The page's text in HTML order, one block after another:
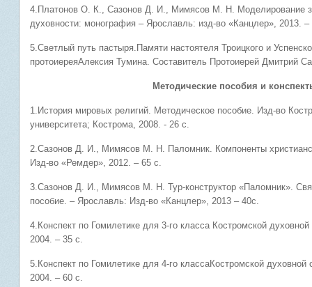
4.Платонов О. К., Сазонов Д. И., Мимясов М. Н. Моделирование
духовности: монография – Ярославль: изд-во «Канцлер», 2013. –
5.Светлый путь пастыря.Памяти настоятеля Троицкого и
протоиереяАлексия Тумина. Составитель Протоиерей Дмитрий
Методические пособия и
1.История мировых религий. Методическое пособие. Изд-во
университета; Кострома, 2008. - 26 с.
2.Сазонов Д. И., Мимясов М. Н. Паломник. Компоненты
Изд-во «Ремдер», 2012. – 65 с.
3.Сазонов Д. И., Мимясов М. Н. Тур-конструктор «Паломник».
пособие. – Ярославль: Изд-во «Канцлер», 2013 – 40с.
4.Конспект по Гомилетике для 3-го класса Костромской
2004. – 35 с.
5.Конспект по Гомилетике для 4-го классаКостромской
2004. – 60 с.